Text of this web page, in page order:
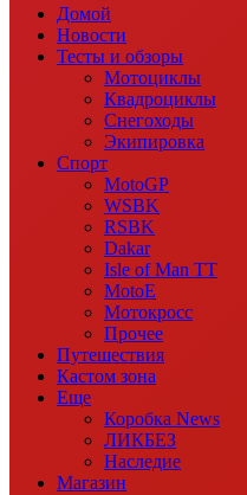
Домой
Новости
Тесты и обзоры
Мотоциклы
Квадроциклы
Снегоходы
Экипировка
Спорт
MotoGP
WSBK
RSBK
Dakar
Isle of Man TT
MotoE
Мотокросс
Прочее
Путешествия
Кастом зона
Еще
Коробка News
ЛИКБЕЗ
Наследие
Магазин